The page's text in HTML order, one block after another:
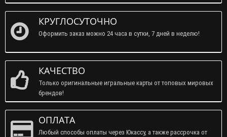
КРУГЛОСУТОЧНО
Оформить заказ можно 24 часа в сутки, 7 дней в неделю!
КАЧЕСТВО
Только оригинальные игральные карты от топовых мировых
брендов!
ОПЛАТА
Любый способы оплаты через Юкассу, а также рассрочка от